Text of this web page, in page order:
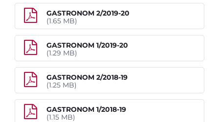
Pracoviště praktického vyučování
Historie školy
Spolek přátel školy
Školní poradenské pracoviště
Školská rada
Žákovská samospráva
Školní časopis
Školní jídelna
Tiskové zprávy
GASTRONOM 2/2019-20
(1.65 MB)
GASTRONOM 1/2019-20
(1.29 MB)
GASTRONOM 2/2018-19
(1.25 MB)
GASTRONOM 1/2018-19
(1.15 MB)